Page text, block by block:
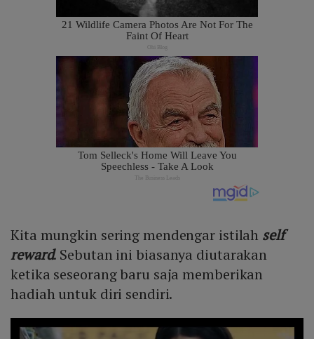
Kita mungkin sering mendengar istilah self
reward. Sebutan ini biasanya diutarakan
ketika seseorang baru saja memberikan
hadiah untuk diri sendiri.